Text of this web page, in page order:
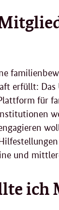
erfüllt: Das
für
und
ich